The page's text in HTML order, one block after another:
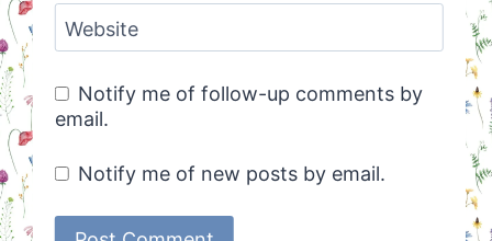
Website
Notify me of follow-up comments by
email.
Notify me of new posts by email.